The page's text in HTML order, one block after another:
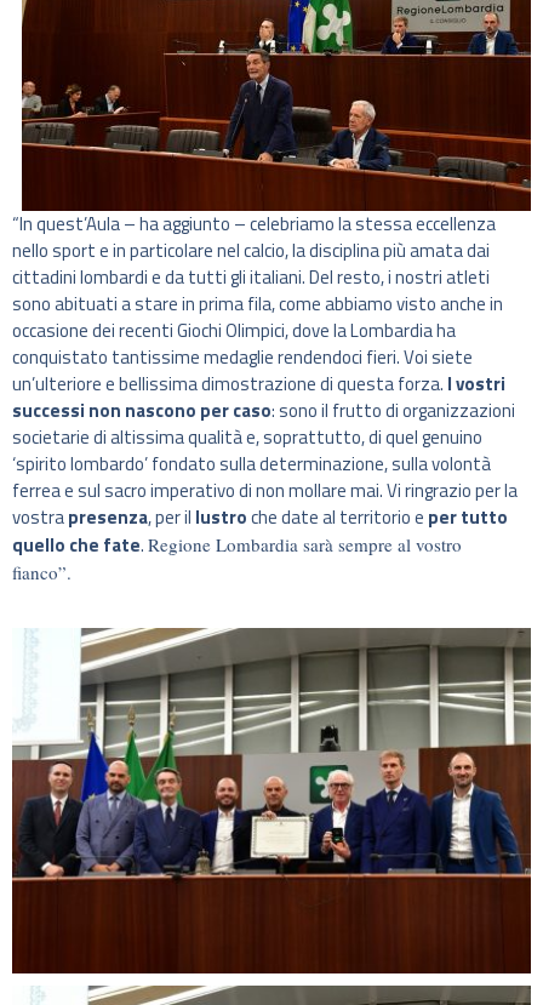
“In quest’Aula – ha aggiunto – celebriamo la stessa eccellenza
nello sport e in particolare nel calcio, la disciplina più amata dai
cittadini lombardi e da tutti gli italiani. Del resto, i nostri atleti
sono abituati a stare in prima fila, come abbiamo visto anche in
occasione dei recenti Giochi Olimpici, dove la Lombardia ha
conquistato tantissime medaglie rendendoci fieri. Voi siete
un’ulteriore e bellissima dimostrazione di questa forza. I vostri
successi non nascono per caso: sono il frutto di organizzazioni
societarie di altissima qualità e, soprattutto, di quel genuino
‘spirito lombardo’ fondato sulla determinazione, sulla volontà
ferrea e sul sacro imperativo di non mollare mai. Vi ringrazio per la
vostrapresenza, per il lustroche date al territorio e per tutto
quello che fate. Regione Lombardia sarà sempre al vostro
fianco”.